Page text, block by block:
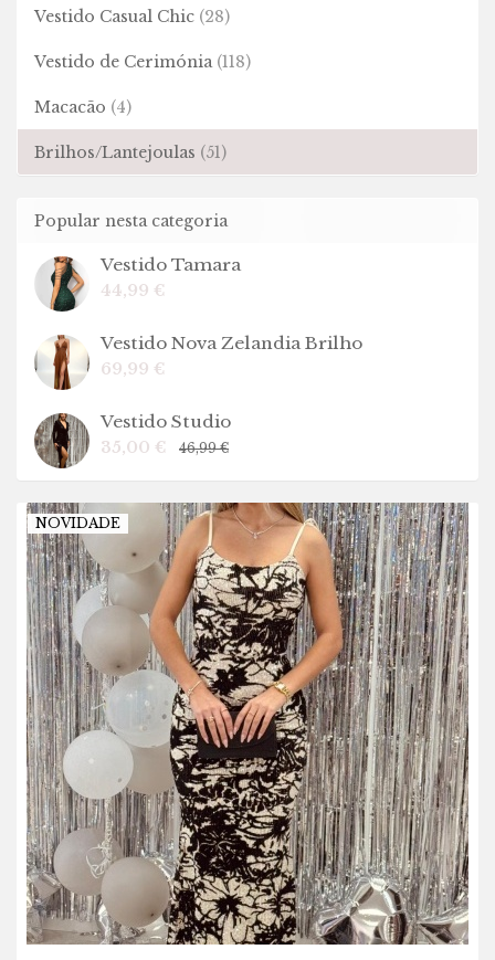
Vestido Casual Chic (28)
Vestido de Cerimónia (118)
Macacão (4)
Brilhos/Lantejoulas (51)
Popular nesta categoria
Vestido Tamara
44,99 €
Vestido Nova Zelandia Brilho
69,99 €
Vestido Studio
35,00 € 46,99 €
NOVIDADE